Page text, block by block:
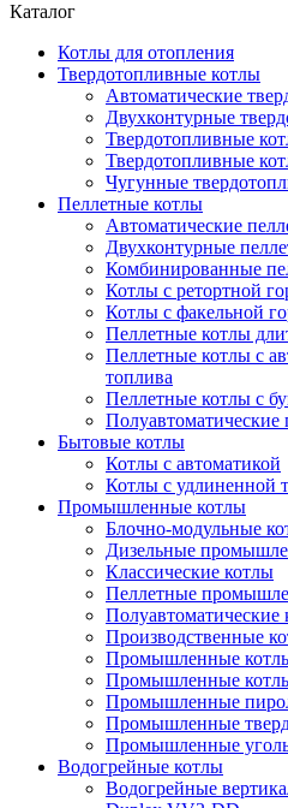
Каталог
Котлы для отопления
Твердотопливные котлы
Автоматические
Двухконтурные
Твердотопливные
Твердотопливные
Чугунные
Пеллетные котлы
Автоматические
Двухконтурные
Комбинированные
Котлы с ретортной
Котлы с факельной
Пеллетные котлы
Пеллетные котлы с
топлива
Пеллетные котлы с
Полуавтоматические
Бытовые котлы
Котлы с автоматикой
Котлы с удлиненной
Промышленные котлы
Блочно-модульные
Дизельные
Классические котлы
Пеллетные
Полуавтоматические
Производственные
Промышленные
Промышленные
Промышленные
Промышленные
Промышленные
Водогрейные котлы
Водогрейные